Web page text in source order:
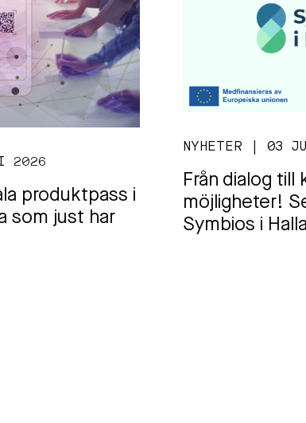
2026
produktpass i
som just har
NYHETER | 03
Från dialog till
möjligheter!
Symbios i